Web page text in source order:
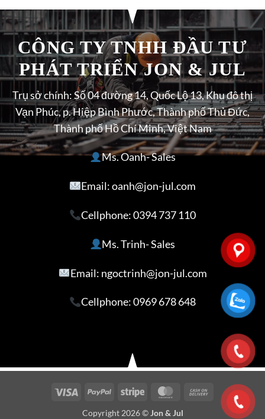
CÔNG TY TNHH ĐẦU TƯ
PHÁT TRIỂN JON & JUL
Trụ sở chính: Số 04 đường 14, Quốc Lộ 13, Khu đô thị
Vạn Phúc, p. Hiệp Bình Phước, Thành phố Thủ Đức,
Thành phố Hồ Chí Minh, Việt Nam
Ms. Oanh- Sales
Email: oanh@jon-jul.com
Cellphone:0394 737 110
Ms. Trinh- Sales
Email: ngoctrinh@jon-jul.com
Cellphone:0969 678 648
Visa PayPal Stripe MasterCardCash
On
Copyright 2026 © Jon & Jul